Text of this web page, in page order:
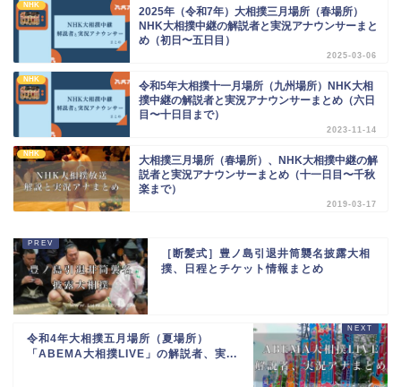
NHK
2025年（令和7年）大相撲三月場所（春場所）
NHK大相撲中継の解説者と実況アナウンサーまと
め（初日〜五日目）
2025-03-06
NHK
令和5年大相撲十一月場所（九州場所）NHK大相
撲中継の解説者と実況アナウンサーまとめ（六日
目〜十日目まで）
2023-11-14
NHK
大相撲三月場所（春場所）、NHK大相撲中継の解
説者と実況アナウンサーまとめ（十一日目〜千秋
楽まで）
2019-03-17
［断髪式］豊ノ島引退井筒襲名披露大相
撲、日程とチケット情報まとめ
令和4年大相撲五月場所（夏場所）
「ABEMA大相撲LIVE」の解説者、実...